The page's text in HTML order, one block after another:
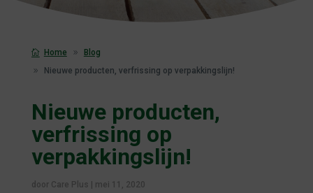
Home
Blog
Nieuwe producten, verfrissing op verpakkingslijn!
Nieuwe producten,
verfrissing op
verpakkingslijn!
door Care Plus mei 11, 2020